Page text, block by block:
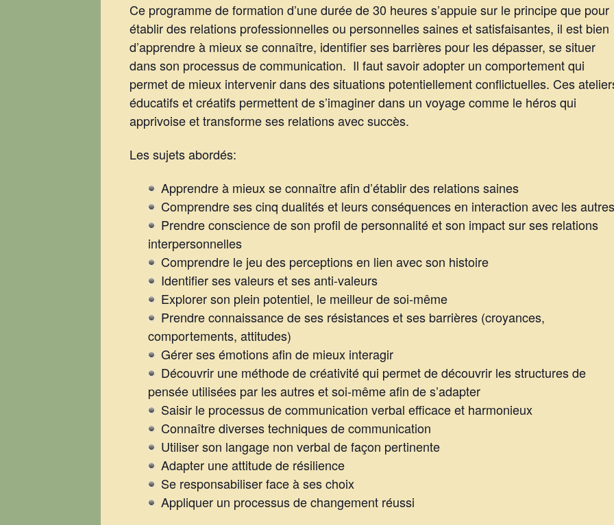
Ce programme de formation d’une durée de 30 heures s’appuie sur le principe que pour
établir des relations professionnelles ou personnelles saines et satisfaisantes, il est bien
d’apprendre à mieux se connaître, identifier ses barrières pour les dépasser, se situer
dans son processus de communication. Il faut savoir adopter un comportement qui
permet de mieux intervenir dans des situations potentiellement conflictuelles. Ces
éducatifs et créatifs permettent de s’imaginer dans un voyage comme le héros qui
apprivoise et transforme ses relations avec succès.
Les sujets abordés:
Apprendre à mieux se connaître afin d’établir des relations saines
Comprendre ses cinq dualités et leurs conséquences en interaction avec les autres
Prendre conscience de son profil de personnalité et son impact sur ses relations
interpersonnelles
Comprendre le jeu des perceptions en lien avec son histoire
Identifier ses valeurs et ses anti-valeurs
Explorer son plein potentiel, le meilleur de soi-même
Prendre connaissance de ses résistances et ses barrières (croyances,
comportements, attitudes)
Gérer ses émotions afin de mieux interagir
Découvrir une méthode de créativité qui permet de découvrir les structures de
pensée utilisées par les autres et soi-même afin de s’adapter
Saisir le processus de communication verbal efficace et harmonieux
Connaître diverses techniques de communication
Utiliser son langage non verbal de façon pertinente
Adapter une attitude de résilience
Se responsabiliser face à ses choix
Appliquer un processus de changement réussi